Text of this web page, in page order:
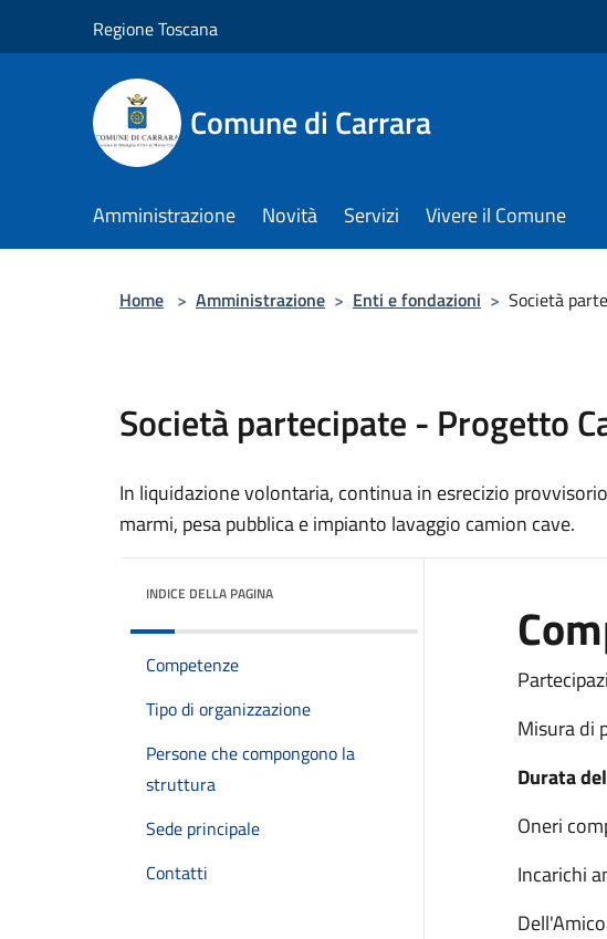
Regione Toscana
Comune di Carrara
Amministrazione Novità Servizi Vivere il Comune
Home > Amministrazione > Enti e fondazioni > Società
Società partecipate - Progetto
In liquidazione volontaria, continua in esrecizio
marmi, pesa pubblica e impianto lavaggio camion cave.
INDICE DELLA PAGINA
Competenze
Tipo di organizzazione
Persone che compongono la
struttura
Sede principale
Contatti
Misura di
Durata
Oneri
Incarichi